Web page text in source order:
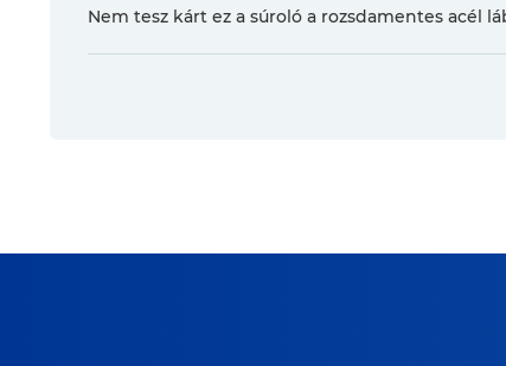
Nem tesz kárt ez a súroló a rozsdamentes acél